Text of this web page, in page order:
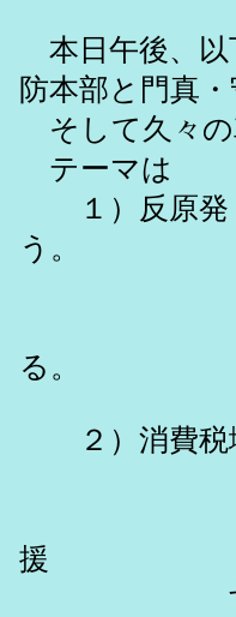
本日午後、以
防本部と門真
そして久々の
テーマは
１）反原発：
う。
「電力不足
戸田ほか２
る。
２）消費税増
増税推進
門真選出の
援
する